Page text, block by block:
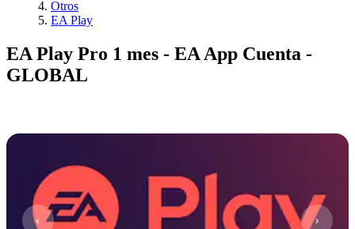
Otros
EA Play
EA Play Pro 1 mes - EA App Cuenta -
GLOBAL